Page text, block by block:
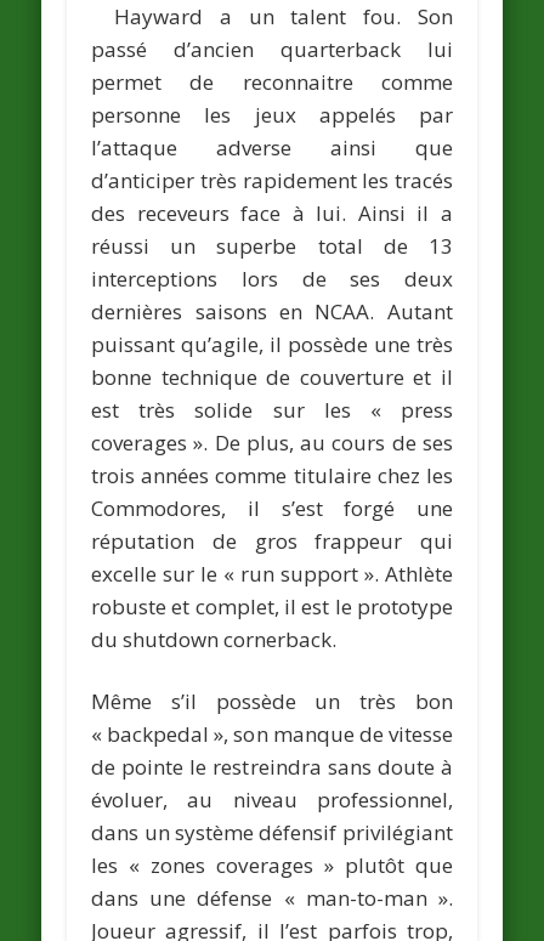
Hayward a un talent fou. Son
passé d’ancien quarterback lui
permet de reconnaitre comme
personne les jeux appelés par
l’attaque adverse ainsi que
d’anticiper très rapidement les tracés
des receveurs face à lui. Ainsi il a
réussi un superbe total de 13
interceptions lors de ses deux
dernières saisons en NCAA. Autant
puissant qu’agile, il possède une très
bonne technique de couverture et il
est très solide sur les « press
coverages ». De plus, au cours de ses
trois années comme titulaire chez les
Commodores, il s’est forgé une
réputation de gros frappeur qui
excelle sur le « run support ». Athlète
robuste et complet, il est le prototype
du shutdown cornerback.
Même s’il possède un très bon
« backpedal », son manque de vitesse
de pointe le restreindra sans doute à
évoluer, au niveau professionnel,
dans un système défensif privilégiant
les « zones coverages » plutôt que
dans une défense « man-to-man ».
Joueur agressif, il l’est parfois trop,